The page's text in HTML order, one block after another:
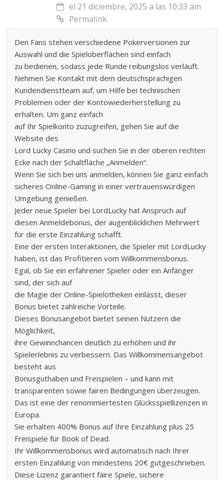
el 21 diciembre, 2025 a las 10:33 am
Permalink
Den Fans stehen verschiedene Pokerversionen zur
Auswahl und die Spieloberflächen sind einfach
zu bedienen, sodass jede Runde reibungslos verläuft.
Nehmen Sie Kontakt mit dem deutschsprachigen
Kundendienstteam auf, um Hilfe bei technischen
Problemen oder der Kontowiederherstellung zu
erhalten. Um ganz einfach
auf Ihr Spielkonto zuzugreifen, gehen Sie auf die
Website des
Lord Lucky Casino und suchen Sie in der oberen rechten
Ecke nach der Schaltfläche „Anmelden“.
Wenn Sie sich bei uns anmelden, können Sie ganz einfach
sicheres Online-Gaming in einer vertrauenswürdigen
Umgebung genießen.
Jeder neue Spieler bei LordLucky hat Anspruch auf
diesen Anmeldebonus, der augenblicklichen Mehrwert
für die erste Einzahlung schafft.
Eine der ersten Interaktionen, die Spieler mit LordLucky
haben, ist das Profitieren vom Willkommensbonus.
Egal, ob Sie ein erfahrener Spieler oder ein Anfänger
sind, der sich auf
die Magie der Online-Spielotheken einlässt, dieser
Bonus bietet zahlreiche Vorteile.
Dieses Bonusangebot bietet seinen Nutzern die
Möglichkeit,
ihre Gewinnchancen deutlich zu erhöhen und ihr
Spielerlebnis zu verbessern. Das Willkommensangebot
besteht aus
Bonusguthaben und Freispielen – und kann mit
transparenten sowie fairen Bedingungen überzeugen.
Das ist eine der renommiertesten Glücksspiellizenzen in
Europa.
Sie erhalten 400% Bonus auf Ihre Einzahlung plus 25
Freispiele für Book of Dead.
Ihr Willkommensbonus wird automatisch nach Ihrer
ersten Einzahlung von mindestens 20€ gutgeschrieben.
Diese Lizenz garantiert faire Spiele, sichere